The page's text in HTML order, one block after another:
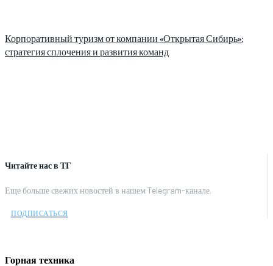
Читайте нас в ТГ
Еще больше свежих новостей в нашем Telegram-канале.
ПОДПИСАТЬСЯ
Горная техника
Корпоративный туризм от компании «Открытая Сибирь»:
стратегия сплочения и развития команд